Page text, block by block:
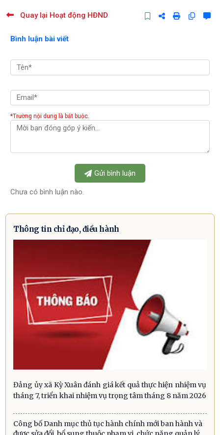
Quay lại Hoạt động HĐND
Bình luận bài viết
*Trường nội dung là bắt buộc.
Gửi bình luận
Chưa có bình luận nào.
Thông tin chỉ đạo, điều hành
Đảng ủy xã Kỳ Xuân đánh giá kết quả thực hiện nhiệm vụ
tháng 7, triển khai nhiệm vụ trọng tâm tháng 8 năm 2026
Công bố Danh mục thủ tục hành chính mới ban hành và